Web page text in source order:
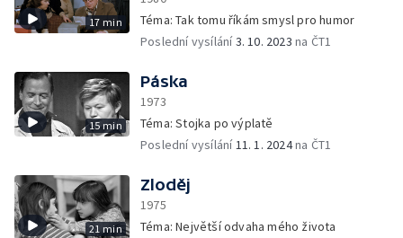
17 min
Téma: Tak tomu říkám smysl pro humor
Poslední vysílání3. 10. 2023 na ČT1
15 min
Páska
1973
Téma: Stojka po výplatě
Poslední vysílání11. 1. 2024na ČT1
21 min
Zloděj
1975
Téma: Největší odvaha mého života